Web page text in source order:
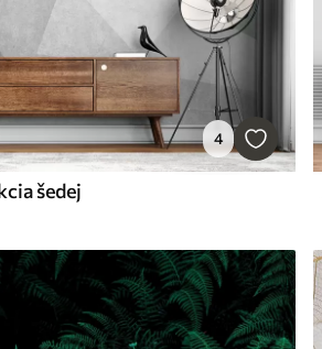
4
šedej